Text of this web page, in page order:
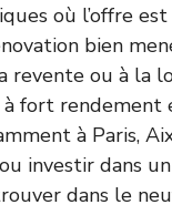
où l’offre
bien
revente ou à la
fort rendement
à Paris,
investir dans
dans le